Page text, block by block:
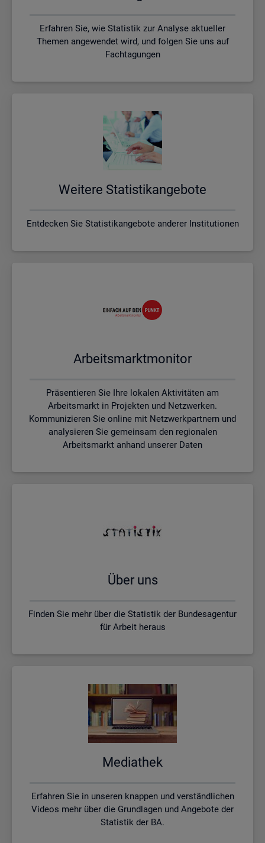
Erfahren Sie, wie Statistik zur Analyse aktueller
Themen angewendet wird, und folgen Sie uns auf
Fachtagungen
Wei­te­re Sta­tis­tik­an­ge­bo­te
Entdecken Sie Statistikangebote anderer Institutionen
Ar­beits­markt­mo­ni­tor
Präsentieren Sie Ihre lokalen Aktivitäten am
Arbeitsmarkt in Projekten und Netzwerken.
Kommunizieren Sie online mit Netzwerkpartnern und
analysieren Sie gemeinsam den regionalen
Arbeitsmarkt anhand unserer Daten
Über uns
Finden Sie mehr über die Statistik der Bundesagentur
für Arbeit heraus
Me­dia­thek
Erfahren Sie in unseren knappen und verständlichen
Videos mehr über die Grundlagen und Angebote der
Statistik der BA.